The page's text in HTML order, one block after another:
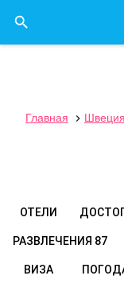

Главная  Швеция
ОТЕЛИ
РАЗВЛЕЧЕНИЯ 87
ВИЗА